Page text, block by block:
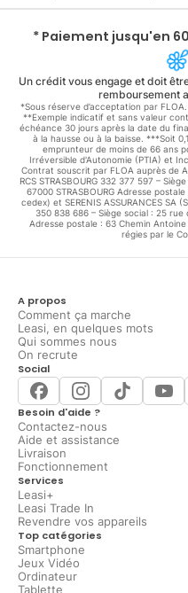
* Paiement jusqu'en
Un crédit vous engage et doit
remboursement
*Sous réserve d’acceptation par
**Exemple indicatif et sans valeur
échéance 30 jours après la date du
à la hausse ou à la baisse. ***Soit
emprunteur de moins de 66 ans
Irréversible d'Autonomie (PTIA) et
Contrat souscrit par FLOA auprès de
RCS STRASBOURG 332 377 597 –
67000 STRASBOURG Adresse
cedex) et SERENIS ASSURANCES SA
350 838 686 – Siège social : 25
Adresse postale : 63 Chemin
régies par le
A propos
Comment ça marche
Leasi, en quelques mots
Qui sommes nous
On recrute
Social
Besoin d'aide ?
Contactez-nous
Aide et assistance
Livraison
Fonctionnement
Services
Leasi+
Leasi Trade In
Revendre vos appareils
Top catégories
Smartphone
Jeux Vidéo
Ordinateur
Tablette